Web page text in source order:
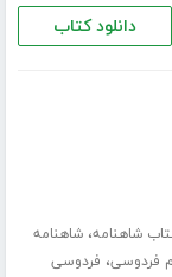
دانلود کتاب
شاهنامه،شاهنامه
فردوسی، فردوسی